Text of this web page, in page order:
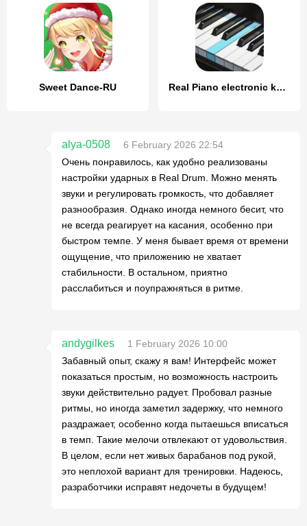
Sweet Dance-RU Real Piano electronic keyboard
alya-0508
6 February 2026 22:54
Очень понравилось, как удобно реализованы
настройки ударных в Real Drum. Можно менять
звуки и регулировать громкость, что добавляет
разнообразия. Однако иногда немного бесит, что
не всегда реагирует на касания, особенно при
быстром темпе. У меня бывает время от времени
ощущение, что приложению не хватает
стабильности. В остальном, приятно
расслабиться и поупражняться в ритме.
andygilkes
1 February 2026 10:00
Забавный опыт, скажу я вам! Интерфейс может
показаться простым, но возможность настроить
звуки действительно радует. Пробовал разные
ритмы, но иногда заметил задержку, что немного
раздражает, особенно когда пытаешься вписаться
в темп. Такие мелочи отвлекают от удовольствия.
В целом, если нет живых барабанов под рукой,
это неплохой вариант для тренировки. Надеюсь,
разработчики исправят недочеты в будущем!